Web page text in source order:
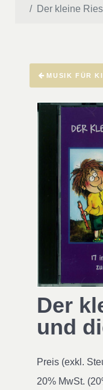
Der kleine
MUSIK FÜR
Der
und
Preis (exkl.
20% MwSt.